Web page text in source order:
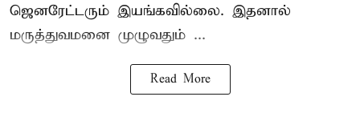
ஜெனரேட்டரும் இயங்கவில்லை. இதனால்
மருத்துவமனை முழுவதும் ...
Read More